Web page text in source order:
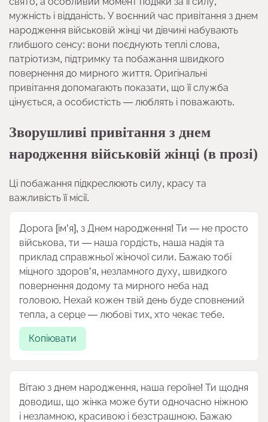
мужність і відданість. У воєнний час привітання з днем
народження військовій жінці чи дівчині набувають
глибшого сенсу: вони поєднують теплі слова,
патріотизм, підтримку та побажання швидкого
повернення до мирного життя. Оригінальні
привітання допомагають показати, що її служба
цінується, а особистість — люблять і поважають.
Зворушливі привітання з днем
народження військовій жінці (в прозі)
Ці побажання підкреслюють силу, красу та
важливість її місії.
Дорога [ім’я], з Днем народження! Ти — не просто
військова, ти — наша гордість, наша надія та
приклад справжньої жіночої сили. Бажаю тобі
міцного здоров’я, незламного духу, швидкого
повернення додому та мирного неба над
головою. Нехай кожен твій день буде сповнений
тепла, а серце — любові тих, хто чекає тебе.
Копіювати
Вітаю з днем народження, наша героїне! Ти щодня
доводиш, що жінка може бути одночасно ніжною
і незламною, красивою і безстрашною. Бажаю